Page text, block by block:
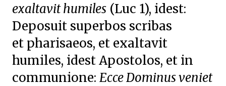
exaltavit humiles (Luc 1), idest:
Deposuit superbos scribas
et pharisaeos, et exaltavit
humiles, idest Apostolos, et in
communione: Ecce Dominus veniet